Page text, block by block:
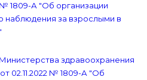
№ 1809-А "Об организации
наблюдения за взрослыми в
здравоохранения
02.11.2022 № 1809-А "Об